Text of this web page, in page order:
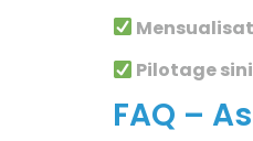
Pilotage
FAQ –